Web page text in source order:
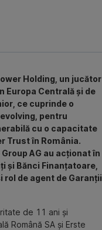
Holding, un jucător
Europa Centrală și de
ce cuprinde o
pentru
cu o capacitate
Trust în România.
AG au acționat în
și Bănci Finanțatoare,
rol de agent de Garanții
de 11 ani și
Română SA și Erste